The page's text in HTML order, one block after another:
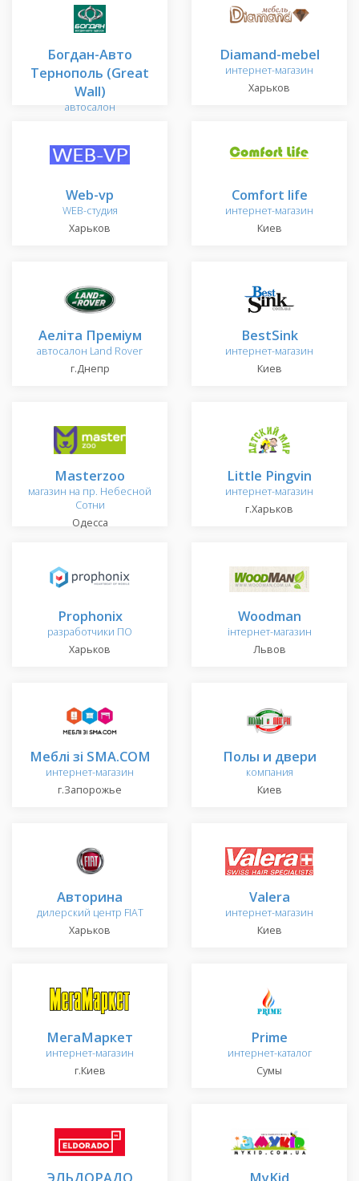
Богдан-Авто
Тернополь (Great
Wall)
автосалон
Diamand-mebel
интернет-магазин
Харьков
Web-vp
WEB-студия
Харьков
Comfort life
интернет-магазин
Киев
Аеліта Преміум
автосалон Land Rover
г.Днепр
BestSink
интернет-магазин
Киев
Masterzoo
магазин на пр. Небесной
Сотни
Одесса
Little Pingvin
интернет-магазин
г.Харьков
Prophonix
разработчики ПО
Харьков
Woodman
інтернет-магазин
Львов
Меблі зі SMA.COM
интернет-магазин
г.Запорожье
Полы и двери
компания
Киев
Авторина
дилерский центр FIAT
Харьков
Valera
интернет-магазин
Киев
МегаМаркет
интернет-магазин
г.Киев
Prime
интернет-каталог
Сумы